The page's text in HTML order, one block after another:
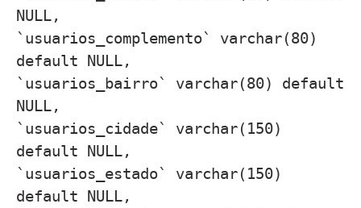
NULL,
`usuarios_complemento` varchar(80)
default NULL,
`usuarios_bairro` varchar(80) default
NULL,
`usuarios_cidade` varchar(150)
default NULL,
`usuarios_estado` varchar(150)
default NULL,